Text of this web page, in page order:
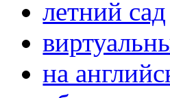
летний сад
на